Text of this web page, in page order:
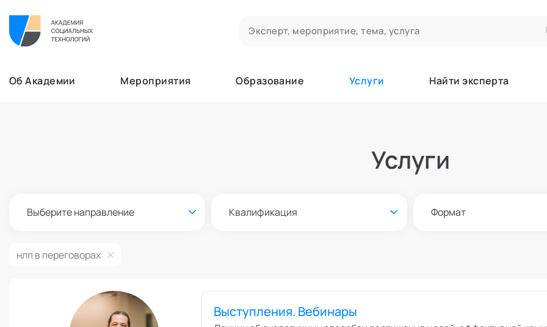
Об Академии Мероприятия Образование Услуги Найти эксперта
Услуги
Выберите направление
Бизнес-моделирование
Взаимоотношения с детьми
Квалификация
Специалисты
Формат
Офлайн
нлп в переговорах
Выступления. Вебинары
Сертификаты
В этом разделе отображаются программы, на которые вы зачисляетесь/уже зачислены в качестве слушателя
Добавить фото, изменить контактные данные
Поддержка